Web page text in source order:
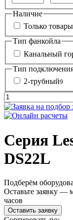
Наличие
Только
Тип фанкойла
Канальный
Тип
2-трубный9
Серия
DS22L
Подберём
Оставьте заявку —
часов
Оставить заявку